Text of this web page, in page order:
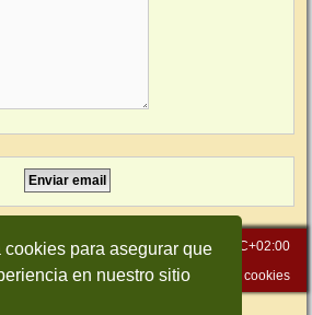
para asegurar que
en nuestro sitio
Todos los horarios son
UTC+02:00
Borrar cookies
Contáctenos